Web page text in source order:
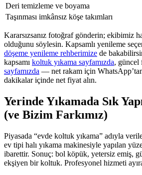
Deri temizleme ve boyama
Taşınması imkânsız köşe takımları
Kararsızsanız fotoğraf gönderin; ekibimiz
olduğunu söylesin. Kapsamlı yenileme
döşeme yenileme rehberimize de
kapsamı koltuk yıkama sayfamızda,
sayfamızda — net rakam için
dakikalar içinde net fiyat alın.
Yerinde Yıkamada Sık
(ve Bizim Farkımız)
Piyasada “evde koltuk yıkama” adıyla
ev tipi halı yıkama makinesiyle yapılan
ibarettir. Sonuç: bol köpük, yetersiz emiş,
ekşiyen bir koltuk. Profesyonel hizmeti